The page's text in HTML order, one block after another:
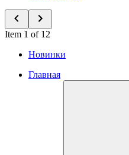
Item 1 of 12
Новинки
Главная